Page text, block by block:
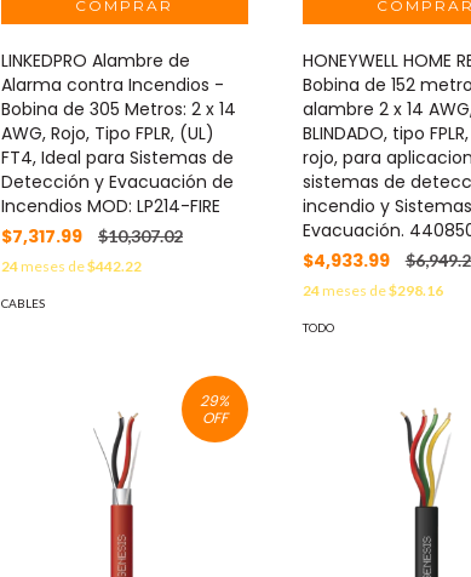
LINKEDPRO Alambre de
Alarma contra Incendios -
Bobina de 305 Metros: 2 x 14
AWG, Rojo, Tipo FPLR, (UL)
FT4, Ideal para Sistemas de
Detección y Evacuación de
Incendios MOD: LP214-FIRE
$7,317.99
$10,307.02
24meses de$442.22
CABLES
HONEYWELL HOME
Bobina de 152
alambre 2 x 14
BLINDADO, tipo
rojo, para
sistemas de
incendio y
Evacuación.
$4,933.99
24meses de$298.16
TODO
29%
OFF